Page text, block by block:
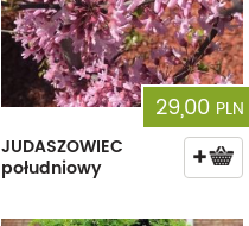
29,00 PLN
JUDASZOWIEC
południowy